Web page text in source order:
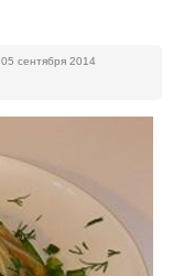
05 сентября 2014